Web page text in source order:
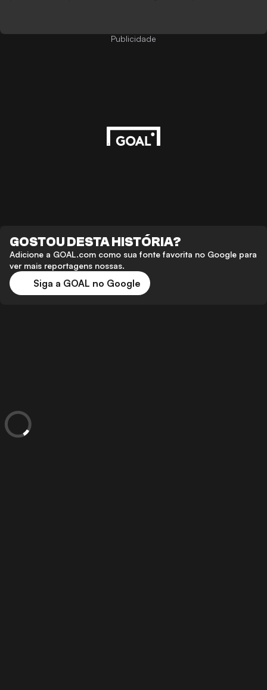
Publicidade
GOSTOU DESTA HISTÓRIA?
Adicione a GOAL.com como sua fonte favorita no Google para
ver mais reportagens nossas.
Siga a GOAL no Google